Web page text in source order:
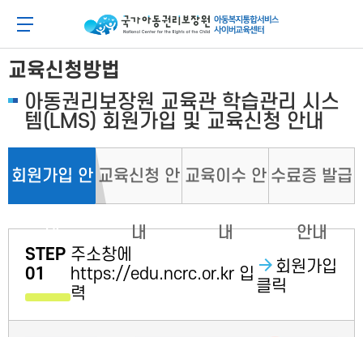
로
가
기
로
가
기
메뉴 버튼
아동이 행복한 세상 아동권리보장원 아동복지통합
교육신청방법
아동권리보장원 교육관 학습관리 시스
템(LMS) 회원가입 및 교육신청 안내
회원가입 안
내
교육신청 안
내
교육이수 안
내
수료증 발급
안내
STEP
01
주소창에
https://edu.ncrc.or.kr 입
력
회원가입
클릭